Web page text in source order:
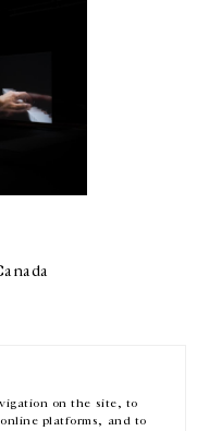
on the site, to
platforms, and to